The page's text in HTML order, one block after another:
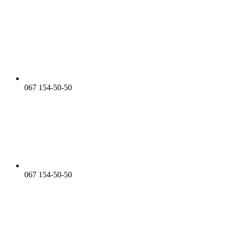
067 154-50-50
067 154-50-50